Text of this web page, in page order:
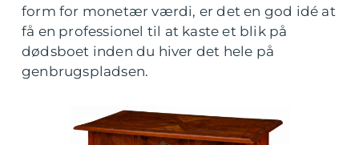
form for monetær værdi, er det en god idé at
få en professionel til at kaste et blik på
dødsboet inden du hiver det hele på
genbrugspladsen.